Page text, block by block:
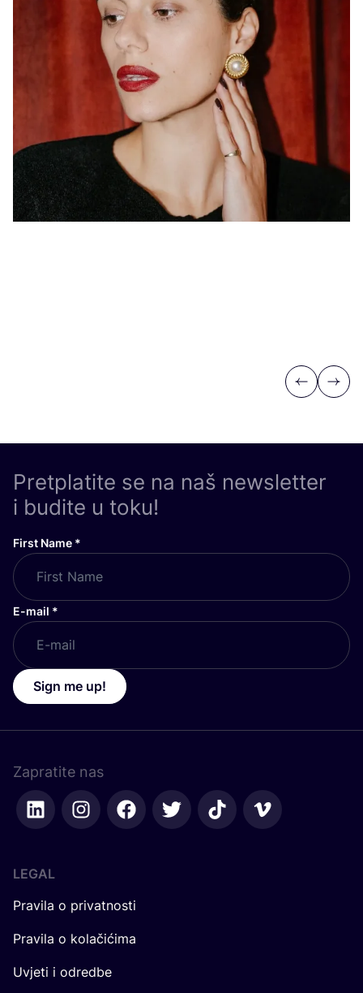
Previous
Next
Pretplatite se na naš newsletter
i budite u toku!
First Name *
E-mail *
Sign me up!
Zapratite nas
LEGAL
Pravila o privatnosti
Pravila o kolačićima
Uvjeti i odredbe